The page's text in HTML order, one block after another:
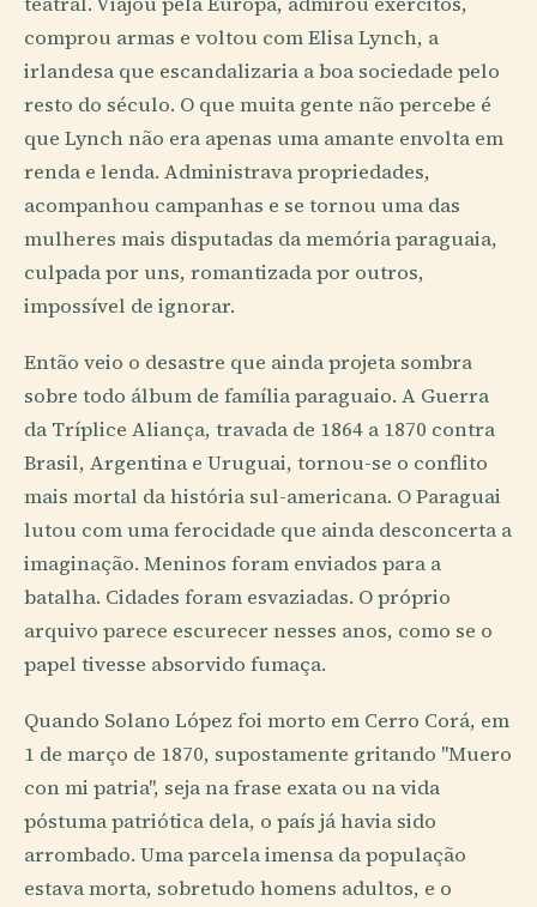
comprou armas e voltou com Elisa Lynch, a
irlandesa que escandalizaria a boa sociedade pelo
resto do século. O que muita gente não percebe é
que Lynch não era apenas uma amante envolta em
renda e lenda. Administrava propriedades,
acompanhou campanhas e se tornou uma das
mulheres mais disputadas da memória paraguaia,
culpada por uns, romantizada por outros,
impossível de ignorar.
Então veio o desastre que ainda projeta sombra
sobre todo álbum de família paraguaio. A Guerra
da Tríplice Aliança, travada de 1864 a 1870 contra
Brasil, Argentina e Uruguai, tornou-se o conflito
mais mortal da história sul-americana. O Paraguai
lutou com uma ferocidade que ainda desconcerta a
imaginação. Meninos foram enviados para a
batalha. Cidades foram esvaziadas. O próprio
arquivo parece escurecer nesses anos, como se o
papel tivesse absorvido fumaça.
Quando Solano López foi morto em Cerro Corá, em
1 de março de 1870, supostamente gritando "Muero
con mi patria", seja na frase exata ou na vida
póstuma patriótica dela, o país já havia sido
arrombado. Uma parcela imensa da população
estava morta, sobretudo homens adultos, e o